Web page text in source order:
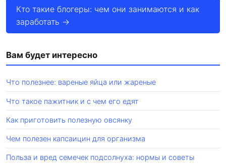
Кто такие блогеры: чем они занимаются и как
заработать →
Вам будет интересно
Что полезнее: вареные яйца или жареные
Что такое пажитник и с чем его едят
Как приготовить полезную овсянку
Чем полезен капсаицин для организма
Польза и вред семечек подсолнуха: нормы и советы